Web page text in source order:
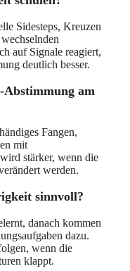
Sidesteps, Kreuzen
auf Signale reagiert,
deutlich besser.
am
Fangen,
mit
stärker, wenn die
werden.
sinnvoll?
danach kommen
dazu.
wenn die
klappt.